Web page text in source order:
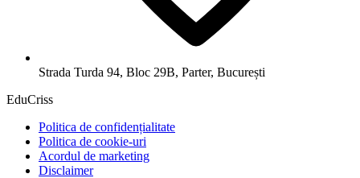
Strada Turda 94, Bloc 29B, Parter, București
EduCriss
Politica de confidențialitate
Politica de cookie-uri
Acordul de marketing
Disclaimer